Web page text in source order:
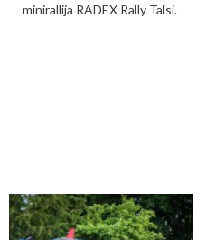
minirallija RADEX Rally Talsi.